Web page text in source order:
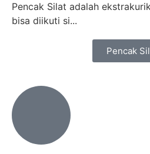
Pencak Silat adalah
bisa diikuti si...
Pencak